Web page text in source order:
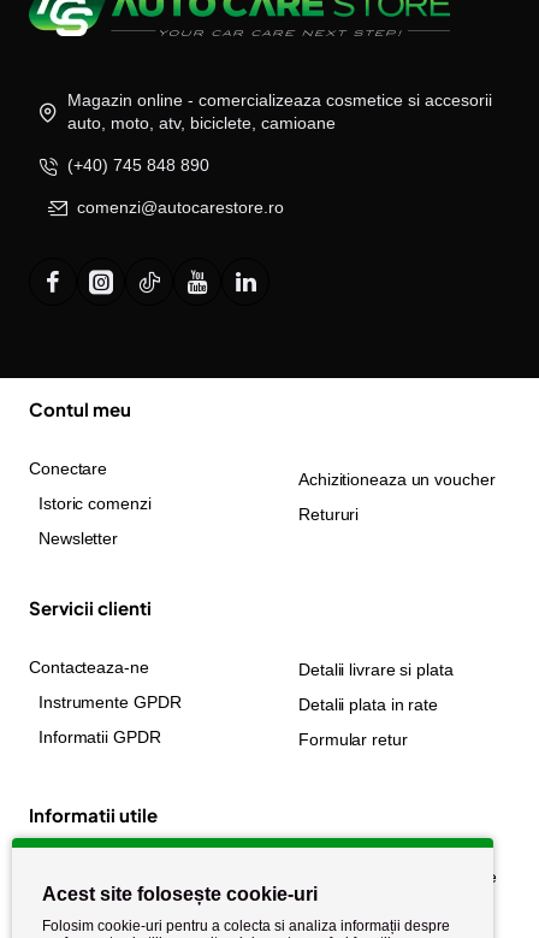
Magazin online - comercializeaza cosmetice si accesorii
auto, moto, atv, biciclete, camioane
(+40) 745 848 890
comenzi@autocarestore.ro
Contul meu
Conectare
Istoric comenzi
Newsletter
Achizitioneaza un voucher
Retururi
Servicii clienti
Contacteaza-ne
Instrumente GPDR
Informatii GPDR
Detalii livrare si plata
Detalii plata in rate
Formular retur
Informatii utile
Politica de confidențialitate
Acest site folosește cookie-uri
Folosim cookie-uri pentru a colecta si analiza informații despre